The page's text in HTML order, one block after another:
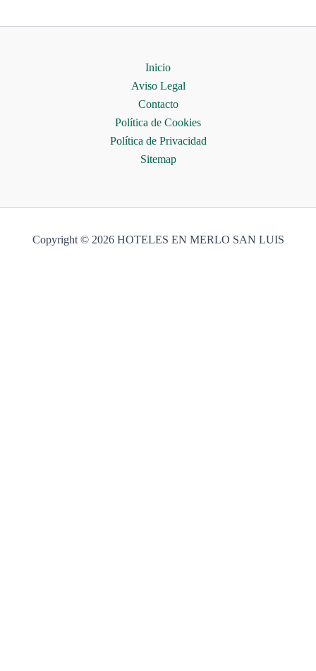
Inicio
Aviso Legal
Contacto
Política de Cookies
Política de Privacidad
Sitemap
Copyright © 2026 HOTELES EN MERLO SAN LUIS